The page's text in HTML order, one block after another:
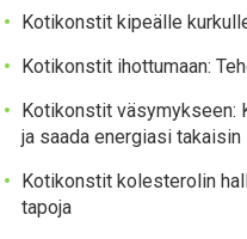
Kotikonstit kipeälle
Kotikonstit ihottumaan:
Kotikonstit väsymykseen:
ja saada energiasi takaisin
Kotikonstit kolesterolin
tapoja